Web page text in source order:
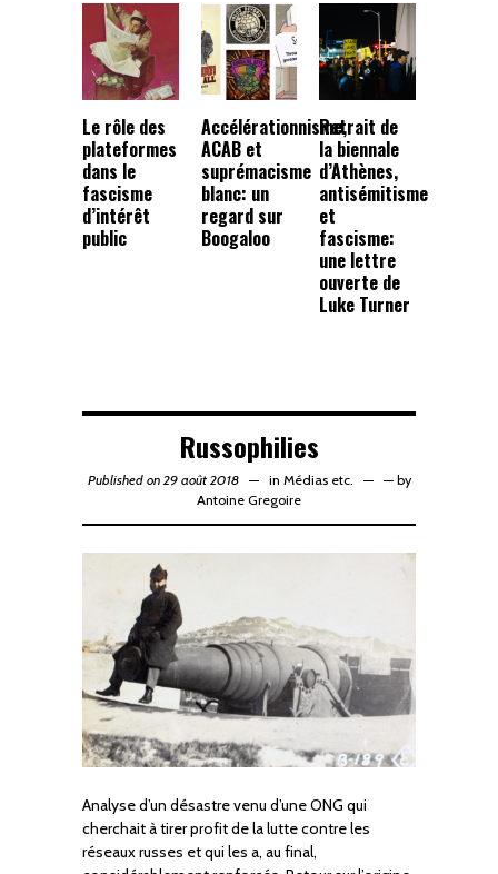
Le rôle des
plateformes
dans le
fascisme
d’intérêt
public
Accélérationnisme,
ACAB et
suprémacisme
blanc: un
regard sur
Boogaloo
Retrait de
la biennale
d’Athènes,
antisémitisme
et
fascisme:
une lettre
ouverte de
Luke Turner
Russophilies
Published on 29 août 2018 in Médias etc. —by
Antoine Gregoire
Analyse d’un désastre venu d’une ONG qui
cherchait à tirer profit de la lutte contre les
réseaux russes et qui les a, au final,